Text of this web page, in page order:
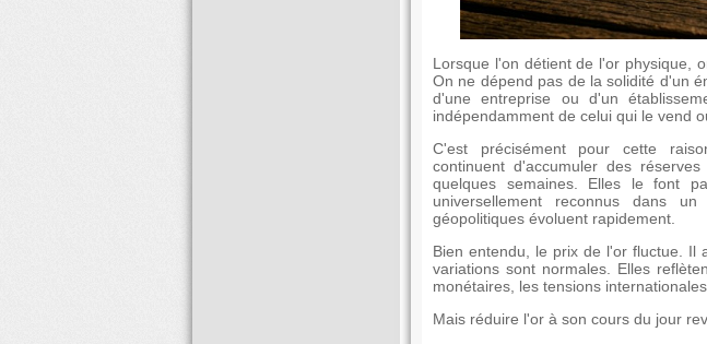
Lorsque l'on détient de l'or physique,
On ne dépend pas de la solidité d'un
d'une entreprise ou d'un
indépendamment de celui qui le vend
C'est précisément pour cette
continuent d'accumuler des
quelques semaines. Elles le font
universellement reconnus dans
géopolitiques évoluent rapidement.
Bien entendu, le prix de l'or fluctue. Il
variations sont normales. Elles
monétaires, les tensions
Mais réduire l'or à son cours du jour